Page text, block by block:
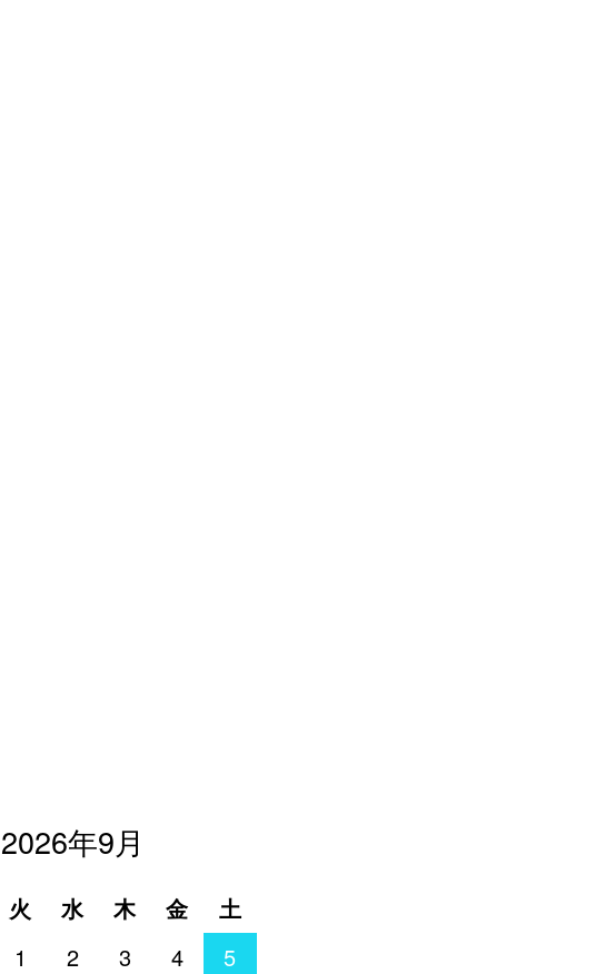
2026年9月
火 水 木 金
土
1
2 3 4
5